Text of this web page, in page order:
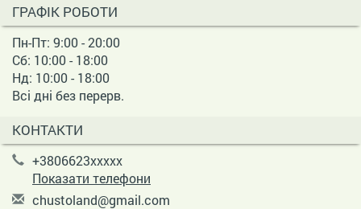
ГРАФІК РОБОТИ
Пн-Пт: 9:00 - 20:00
Сб: 10:00 - 18:00
Нд: 10:00 - 18:00
Всі дні без перерв.
КОНТАКТИ
+3806623xxxxx
Показати телефони
chustoland@gmail.com